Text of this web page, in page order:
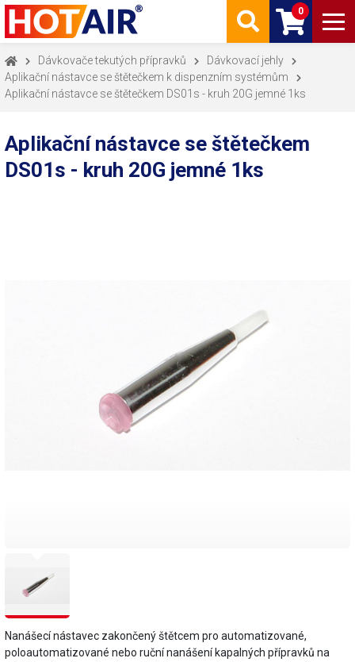
0
Dávkovače tekutých přípravků
Dávkovací jehly
Aplikační nástavce se štětečkem k dispenzním systémům
Aplikační nástavce se štětečkem DS01s - kruh 20G jemné 1ks
Aplikační nástavce se štětečkem
DS01s - kruh 20G jemné 1ks
Nanášecí nástavec zakončený štětcem pro automatizované,
poloautomatizované nebo ruční nanášení kapalných přípravků na